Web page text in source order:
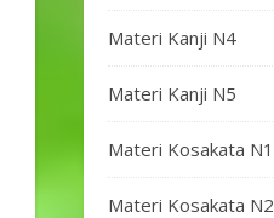
Materi Kanji N4
Materi Kanji N5
Materi Kosakata N1
Materi Kosakata N2